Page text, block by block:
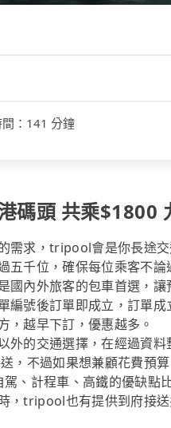
： 141 分鐘
碼頭 共乘$1800
需求，tripool會是你長途
五千位，確保每位乘客不
國內外旅客的包車首選，
編號後訂單即成立，訂單
，越早下訂，優惠越多。
外的交通選擇，在經過資
，不過如果想兼顧花費預
、計程車、高鐵的優缺
，tripool也有提供到府接